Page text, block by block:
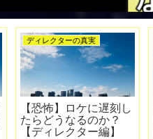
テレビ業界の真実
【守れない】テレビ業
界の働き方改革！乗り
切る方法。